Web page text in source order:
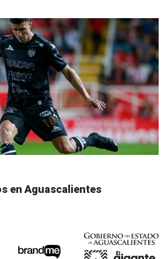
en Aguascalientes